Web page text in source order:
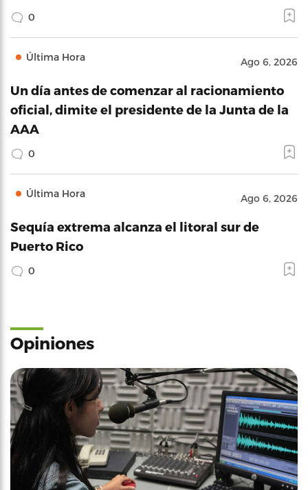
0
Última Hora Ago 6, 2026
Un día antes de comenzar al racionamiento
oficial, dimite el presidente de la Junta de la
AAA
0
Última Hora Ago 6, 2026
Sequía extrema alcanza el litoral sur de
Puerto Rico
0
Opiniones